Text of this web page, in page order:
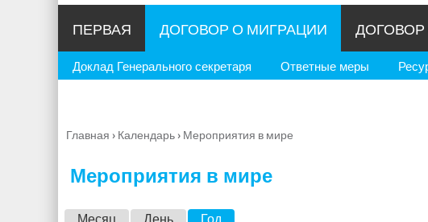
ПЕРВАЯ ДОГОВОР О МИГРАЦИИ
Доклад Генерального секретаря Ответные меры
Вы
Главная › Календарь› Мероприятия в мире
Мероприятия в мире